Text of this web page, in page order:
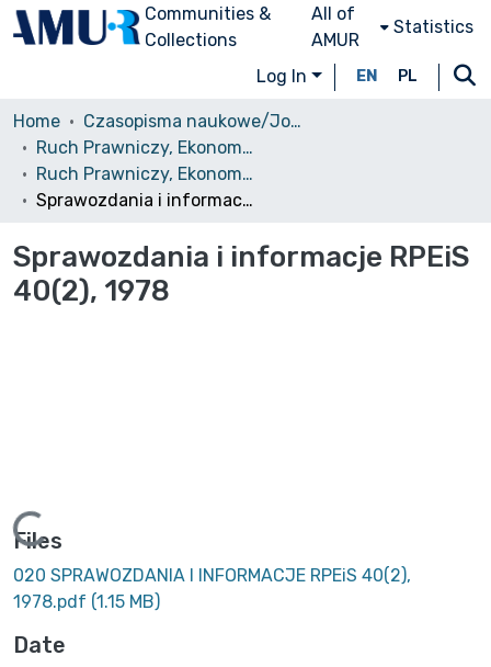
Communities &
Collections
All of
AMUR
Statistics
Log In EN PL
Home
Czasopisma naukowe/Journals
Ruch Prawniczy, Ekonomiczny i Socjologiczny
Ruch Prawniczy, Ekonomiczny i Socjologiczny, 1978, nr 2
Sprawozdania i informacje RPEiS 40(2), 1978
Sprawozdania i informacje RPEiS
40(2), 1978
Loading...
Files
020 SPRAWOZDANIA I INFORMACJE RPEiS 40(2),
1978.pdf (1.15 MB)
Date